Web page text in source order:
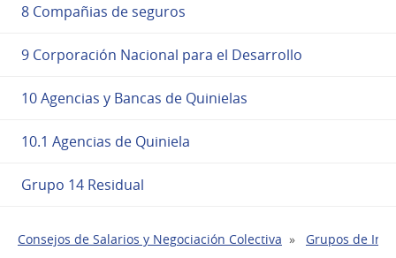
8 Compañias de seguros
9 Corporación Nacional para el Desarrollo
10 Agencias y Bancas de Quinielas
10.1 Agencias de Quiniela
Grupo 14 Residual
Consejos de Salarios y Negociación Colectiva Grupos de